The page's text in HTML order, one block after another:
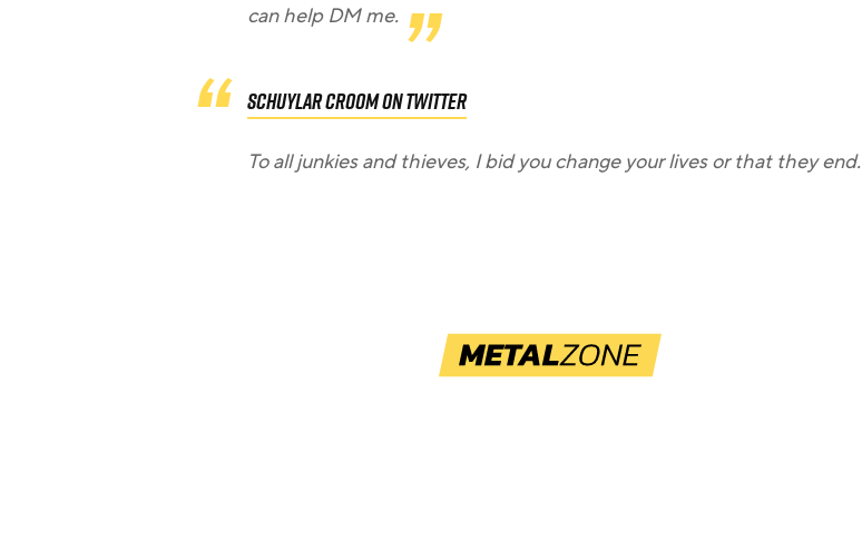
can help DM me.
Schuylar Croom on Twitter
To all junkies and thieves, I bid you change your lives or that they end.